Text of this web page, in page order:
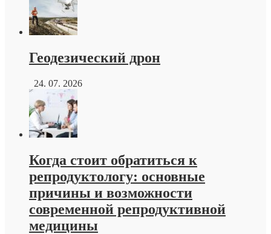
Геодезический дрон
24. 07. 2026
Когда стоит обратиться к
репродуктологу: основные
причины и возможности
современной репродуктивной
медицины